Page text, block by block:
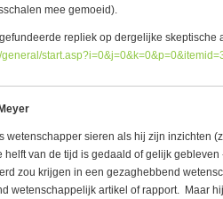
mee gemoeid).
repliek op dergelijke skeptische
wetenschapper sieren als hij zijn inzichten
helft van de tijd is gedaald of gelijk
zou krijgen in een gezaghebbend
wetenschappelijk artikel of rapport. Maar